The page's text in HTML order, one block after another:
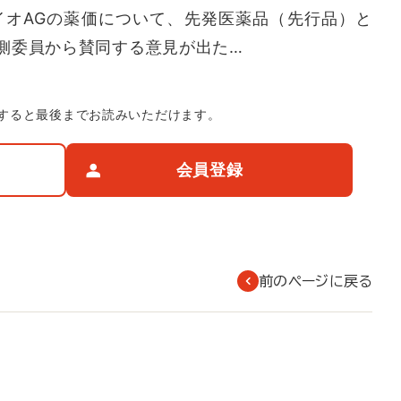
AGの薬価について、先発医薬品（先行品）と
委員から賛同する意見が出た…
ると最後までお読みいただけます。
会員登録
前のページに戻る